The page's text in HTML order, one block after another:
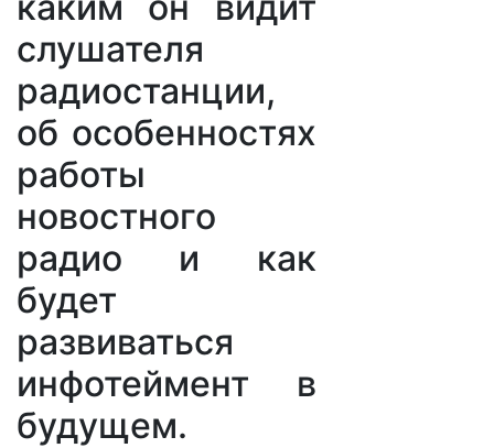
слушателя
радиостанции,
об особенностях
работы
новостного
радио и как
будет
развиваться
инфотеймент в
будущем.